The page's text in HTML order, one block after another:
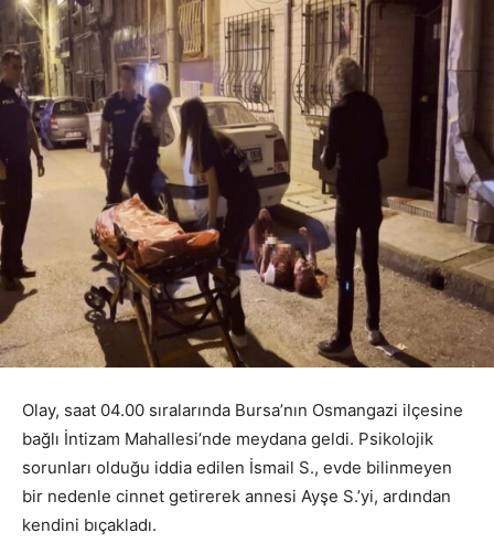
Olay, saat 04.00 sıralarında Bursa’nın Osmangazi ilçesine
bağlı İntizam Mahallesi’nde meydana geldi. Psikolojik
sorunları olduğu iddia edilen İsmail S., evde bilinmeyen
bir nedenle cinnet getirerek annesi Ayşe S.’yi, ardından
kendini bıçakladı.